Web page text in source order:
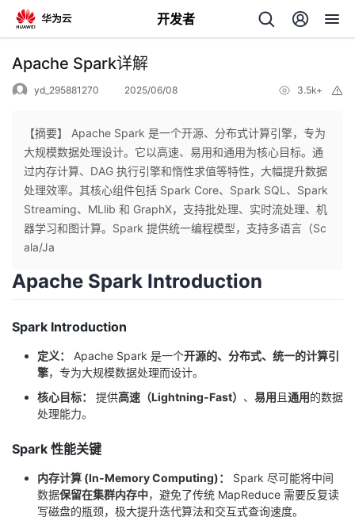
开发者
返
个
人
我
我
博
的
我
Apache Spark详解
yd_295881270 2025/06/08 3.5k+
【摘要】 Apache Spark 是一个开源、分布式计算引擎，专为
大规模数据处理设计。它以高速、易用和通用为核心目标。通
过内存计算、DAG 执行引擎和惰性求值等特性，大幅提升数据
处理效率。其核心组件包括 Spark Core、Spark SQL、Spark
Streaming、MLlib 和 GraphX，支持批处理、实时流处理、机
器学习和图计算。Spark 提供统一编程模型，支持多语言（Sc
ala/Ja
Apache Spark Introduction
Spark Introduction
定义： Apache Spark 是一个开源的、分布式、统一的计算引
擎，专为大规模数据处理而设计。
核心目标：
提供高速（Lightning-Fast） 、 易用 且通用的数据
处理能力。
Spark 性能关键
内存计算 (In-Memory Computing)：
Spark 尽可能将中间
数据保留在集群内存中，避免了传统 MapReduce 需要反复读
写磁盘的瓶颈，极大提升迭代算法和交互式查询速度。